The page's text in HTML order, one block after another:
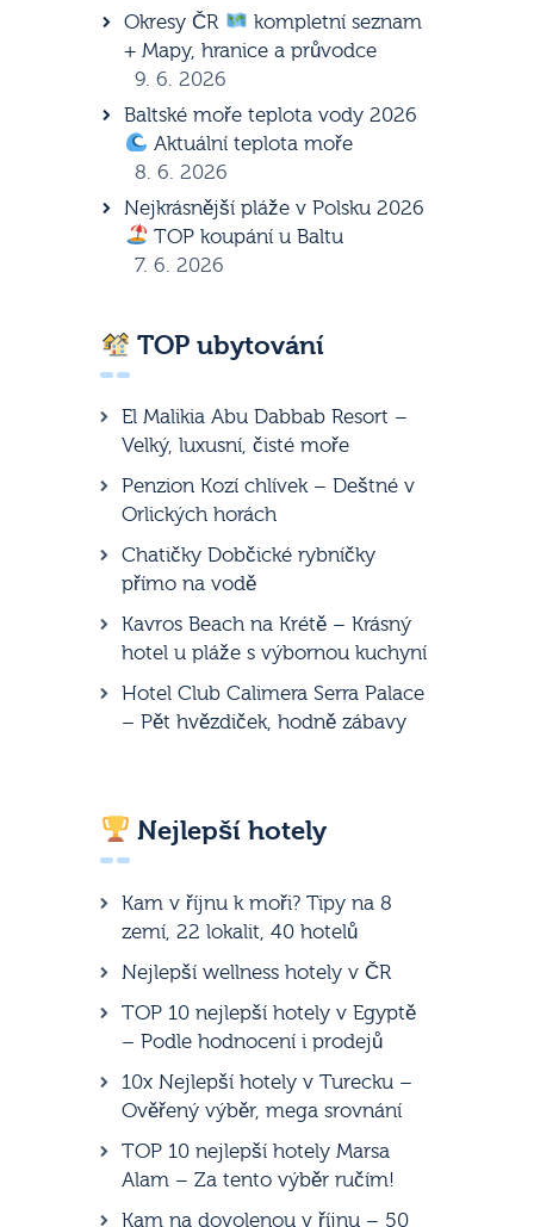
Okresy ČR
kompletní seznam
+ Mapy, hranice a průvodce
9. 6. 2026
Baltské moře teplota vody 2026
Aktuální teplota moře
8. 6. 2026
Nejkrásnější pláže v Polsku 2026
TOP koupání u Baltu
7. 6. 2026
TOP ubytování
El Malikia Abu Dabbab Resort –
Velký, luxusní, čisté moře
Penzion Kozí chlívek – Deštné v
Orlických horách
Chatičky Dobčické rybníčky
přímo na vodě
Kavros Beach na Krétě – Krásný
hotel u pláže s výbornou kuchyní
Hotel Club Calimera Serra Palace
– Pět hvězdiček, hodně zábavy
Nejlepší hotely
Kam v říjnu k moři? Tipy na 8
zemí, 22 lokalit, 40 hotelů
Nejlepší wellness hotely v ČR
TOP 10 nejlepší hotely v Egyptě
– Podle hodnocení i prodejů
10x Nejlepší hotely v Turecku –
Ověřený výběr, mega srovnání
TOP 10 nejlepší hotely Marsa
Alam – Za tento výběr ručím!
Kam na dovolenou v říjnu – 50